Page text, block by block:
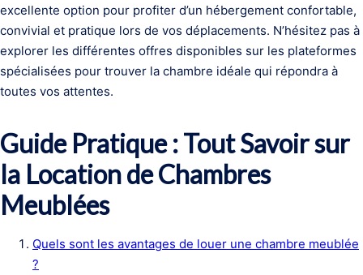
excellente option pour profiter d’un hébergement confortable,
convivial et pratique lors de vos déplacements. N’hésitez pas à
explorer les différentes offres disponibles sur les plateformes
spécialisées pour trouver la chambre idéale qui répondra à
toutes vos attentes.
Guide Pratique : Tout Savoir sur
la Location de Chambres
Meublées
Quels sont les avantages de louer une chambre meublée
?